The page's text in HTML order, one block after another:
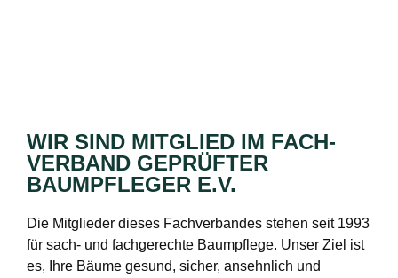
WIR SIND MITGLIED IM FACH­
VERBAND GEPRÜFTER
BAUMPFLEGER E.V.
Die Mitglieder dieses Fachverbandes stehen seit 1993
für sach- und fachgerechte Baumpflege. Unser Ziel ist
es, Ihre Bäume gesund, sicher, ansehnlich und